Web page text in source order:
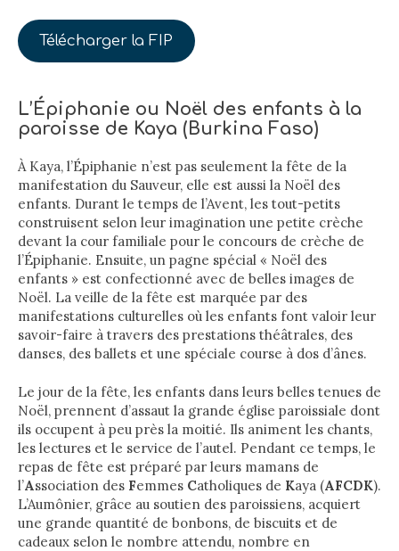
Télécharger la FIP
L’Épiphanie ou Noël des enfants à la
paroisse de Kaya (Burkina Faso)
À Kaya, l’Épiphanie n’est pas seulement la fête de la
manifestation du Sauveur, elle est aussi la Noël des
enfants. Durant le temps de l’Avent, les tout-petits
construisent selon leur imagination une petite crèche
devant la cour familiale pour le concours de crèche de
l’Épiphanie. Ensuite, un pagne spécial « Noël des
enfants » est confectionné avec de belles images de
Noël. La veille de la fête est marquée par des
manifestations culturelles où les enfants font valoir leur
savoir-faire à travers des prestations théâtrales, des
danses, des ballets et une spéciale course à dos d’ânes.
Le jour de la fête, les enfants dans leurs belles tenues de
Noël, prennent d’assaut la grande église paroissiale dont
ils occupent à peu près la moitié. Ils animent les chants,
les lectures et le service de l’autel. Pendant ce temps, le
repas de fête est préparé par leurs mamans de
l’Association des Femmes Catholiques de Kaya (AFCDK).
L’Aumônier, grâce au soutien des paroissiens, acquiert
une grande quantité de bonbons, de biscuits et de
cadeaux selon le nombre attendu, nombre en